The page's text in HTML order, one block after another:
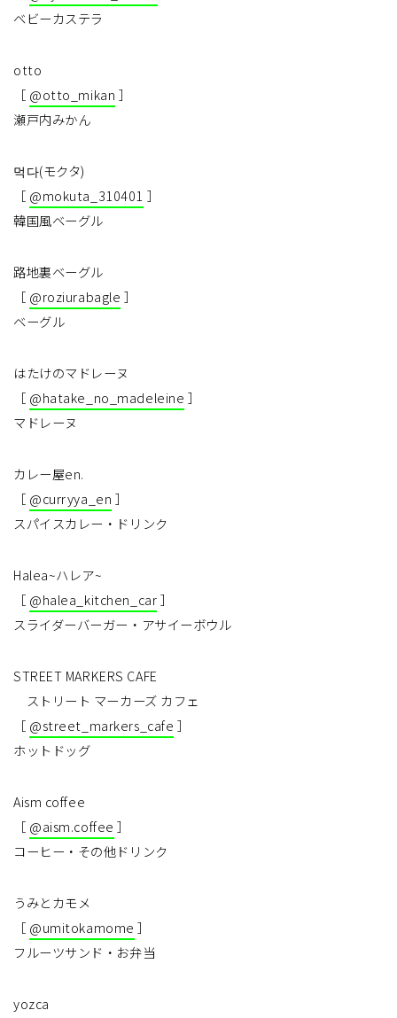
ベビーカステラ
otto
［ @otto_mikan ］
瀬戸内みかん
먹다(モクタ)
［ @mokuta_310401 ］
韓国風ベーグル
路地裏ベーグル
［ @roziurabagle ］
ベーグル
はたけのマドレーヌ
［ @hatake_no_madeleine ］
マドレーヌ
カレー屋en.
［ @curryya_en ］
スパイスカレー・ドリンク
Halea~ハレア~
［ @halea_kitchen_car］
スライダーバーガー・アサイーボウル
STREET MARKERS CAFE
ストリート マーカーズ カフェ
［ @street_markers_cafe ］
ホットドッグ
Aism coffee
［ @aism.coffee ］
コーヒー・その他ドリンク
うみとカモメ
［ @umitokamome ］
フルーツサンド・お弁当
yozca